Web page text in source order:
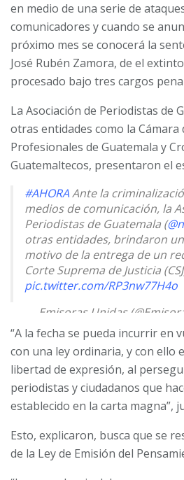
en medio de una serie de
comunicadores y cuando se
próximo mes se conocerá la
José Rubén Zamora, de el
procesado bajo tres cargos
La Asociación de Periodistas de
otras entidades como la Cámara
Profesionales de Guatemala y
Guatemaltecos, presentaron el
#AHORAAnte la
medios de comunicación, la
Periodistas de Guatemala (
otras entidades, brindaron
motivo de la entrega de un
Corte Suprema de Justicia
pic.twitter.com/RP3nw77H4o
— Emisoras Unidas
2023
“A la fecha se pueda incurrir en
con una ley ordinaria, y con ello
libertad de expresión, al
periodistas y ciudadanos que
establecido en la carta magna”,
Esto, explicaron, busca que se
de la Ley de Emisión del